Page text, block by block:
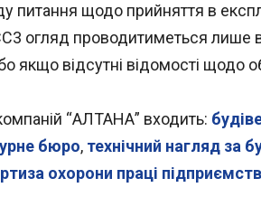
питання щодо прийняття в
огляд проводитиметься лише
якщо відсутні відомості щодо
“АЛТАНА” входить:
бюро, технічний нагляд за
охорони праці